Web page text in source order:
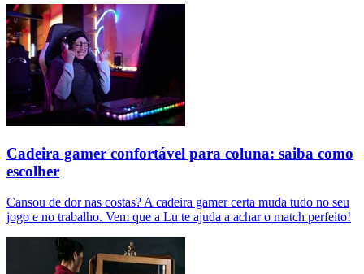
Cadeira gamer confortável para coluna: saiba como
escolher
Cansou de dor nas costas? A cadeira gamer certa muda tudo no seu
jogo e no trabalho. Vem que a Lu te ajuda a achar o match perfeito!